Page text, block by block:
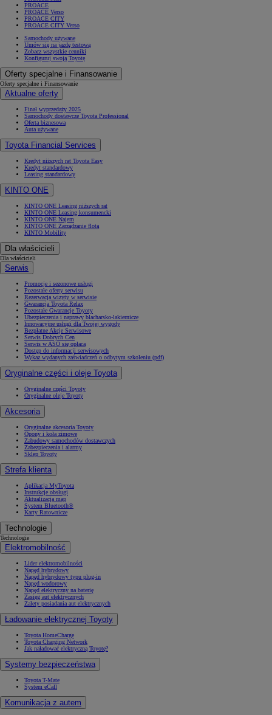
PROACE
PROACE Verso
PROACE CITY
PROACE CITY Verso
Samochody używane
Umów się na jazdę testową
Zobacz wszystkie cenniki
Konfiguruj swoją Toyotę
Oferty specjalne i Finansowanie
Oferty specjalne i Finansowanie
Aktualne oferty
Finał wyprzedaży 2025
Samochody dostawcze Toyota Professional
Oferta biznesowa
Auta używane
Toyota Financial Services
Kredyt niższych rat Toyota Easy
Kredyt standardowy
Leasing standardowy
KINTO ONE
KINTO ONE Leasing niższych rat
KINTO ONE Leasing konsumencki
KINTO ONE Najem
KINTO ONE Zarządzanie flotą
KINTO Mobility
Dla właścicieli
Dla właścicieli
Serwis
Promocje i sezonowe usługi
Pozostałe oferty serwisu
Rezerwacja wizyty w serwisie
Gwarancja Toyota Relax
Pozostałe Gwarancje Toyoty
Ubezpieczenia i naprawy blacharsko-lakiernicze
Innowacyjne usługi dla Twojej wygody
Bezpłatne Akcje Serwisowe
Serwis Dobrych Cen
Serwis w ASO się opłaca
Dostęp do informacji serwisowych
Wykaz wydanych zaświadczeń o odbytym szkoleniu (pdf)
Oryginalne części i oleje Toyota
Oryginalne części Toyoty
Oryginalne oleje Toyoty
Akcesoria
Oryginalne akcesoria Toyoty
Opony i koła zimowe
Zabudowy samochodów dostawczych
Zabezpieczenia i alarmy
Sklep Toyoty
Strefa klienta
Aplikacja MyToyota
Instrukcje obsługi
Aktualizacja map
System Bluetooth®
Karty Ratownicze
Technologie
Technologie
Elektromobilność
Lider elektromobilności
Napęd hybrydowy
Napęd hybrydowy typu plug-in
Napęd wodorowy
Napęd elektryczny na baterię
Zasięg aut elektrycznych
Zalety posiadania aut elektrycznych
Ładowanie elektrycznej Toyoty
Toyota HomeCharge
Toyota Charging Network
Jak naładować elektryczną Toyotę?
Systemy bezpieczeństwa
Toyota T-Mate
System eCall
Komunikacja z autem